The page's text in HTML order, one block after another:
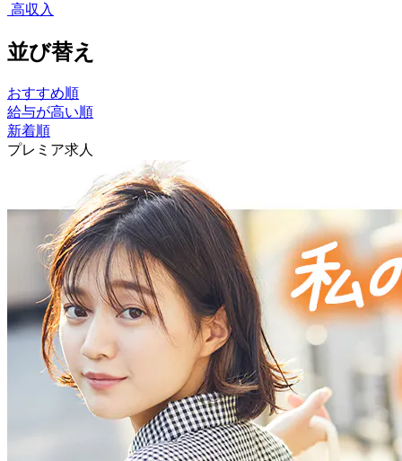
高収入
並び替え
おすすめ順
給与が高い順
新着順
プレミア求人